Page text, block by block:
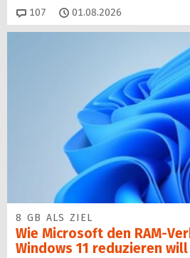
107 Kommentare
01.08.2026
8 GB ALS ZIEL
Wie Microsoft den RAM-
Windows 11 reduzieren will